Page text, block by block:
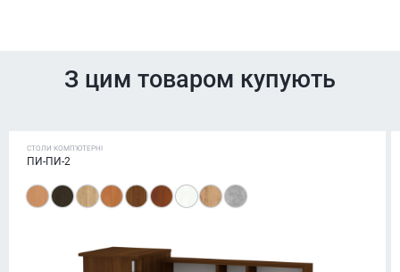
З цим товаром купують
СТОЛИ КОМП'ЮТЕРНІ
ПИ-ПИ-2